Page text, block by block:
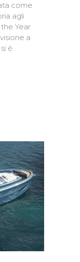
come
agli
Year
a
è